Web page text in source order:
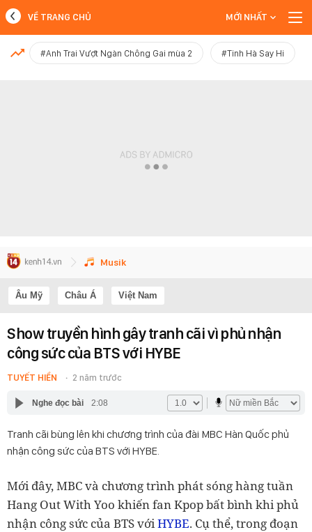
MỚI NHẤT
VỀ TRANG CHỦ MỚI NHẤT
#Anh Trai Vượt Ngàn Chông Gai mùa 2 #Tinh Hà Say Hi
Musik
Âu Mỹ Châu Á Việt Nam
Show truyền hình gây tranh cãi vì phủ nhận
công sức của BTS với HYBE
TUYẾT HIỀN 2 năm trước
Nghe đọc bài 2:08
Tranh cãi bùng lên khi chương trình của đài MBC Hàn Quốc phủ
nhận công sức của BTS với HYBE.
Mới đây, MBC và chương trình phát sóng hàng tuần
Hang Out With Yoo khiến fan Kpop bất bình khi phủ
nhận công sức của BTS vớiHYBE. Cụ thể, trong đoạn